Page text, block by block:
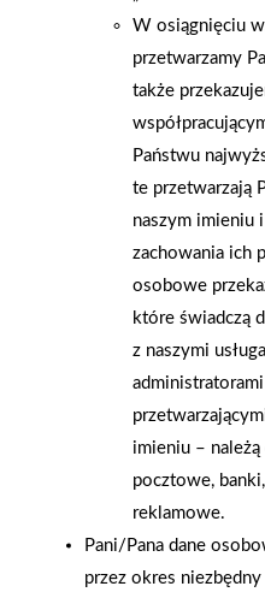
2026-01-15
Grupa PSB Handel S.A.
gra z WOŚP. Powstała
firmowa eSkarbonka na
rzecz gastroenterologii
dziecięcej
W osiągnięciu
przetwarzamy
także
Państwu
te przetwarzają
naszym imieniu
zachowania ich
osobowe
które świadczą
z naszymi
imieniu –
pocztowe,
reklamowe.
Pani/Pana dane
przez okres